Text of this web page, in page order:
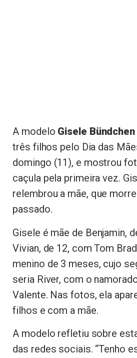
A modelo Gisele Bündchen
três filhos pelo Dia das
domingo (11), e mostrou
caçula pela primeira vez.
relembrou a mãe, que
passado.
Gisele é mãe de Benjamin,
Vivian, de 12, com Tom
menino de 3 meses, cujo
seria River, com o
Valente. Nas fotos, ela
filhos e com a mãe.
A modelo refletiu sobre
das redes sociais. “Tenho